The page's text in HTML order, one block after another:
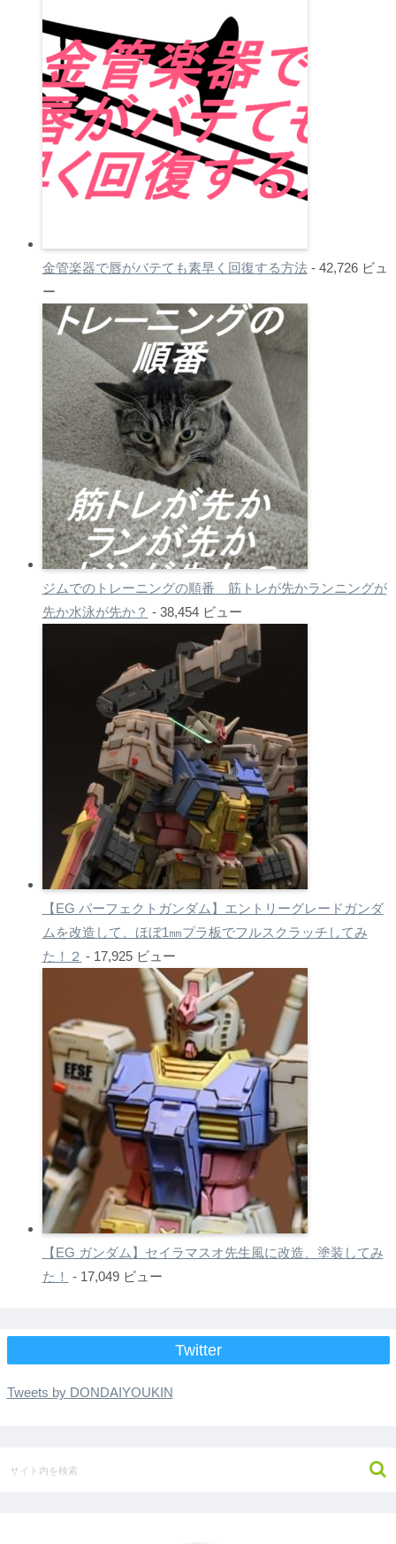
金管楽器で唇がバテても素早く回復する方法- 42,726 ビュ
ー
ジムでのトレーニングの順番 筋トレが先かランニングが
先か水泳が先か？ - 38,454 ビュー
【EG パーフェクトガンダム】エントリーグレードガンダ
ムを改造して、ほぼ1㎜プラ板でフルスクラッチしてみ
た！２ - 17,925 ビュー
【EG ガンダム】セイラマスオ先生風に改造、塗装してみ
た！ - 17,049 ビュー
Twitter
Tweets by DONDAIYOUKIN